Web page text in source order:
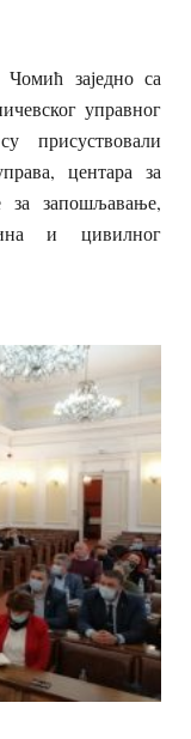
заједно са
управног
присуствовали
центара за
за запошљавање,
и цивилног